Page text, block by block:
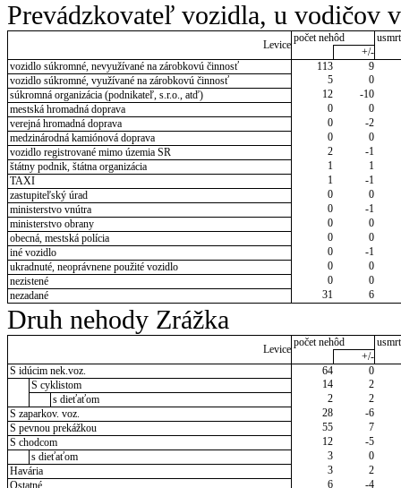
Prevádzkovateľ vozidla, u vodičov
Levice
počet nehôd
+/-
vozidlo súkromné, nevyužívané na zárobkovú činnosť
113
9
vozidlo súkromné, využívané na zárobkovú činnosť
5
0
súkromná organizácia (podnikateľ, s.r.o., atď)
12
-10
mestská hromadná doprava
0
0
verejná hromadná doprava
0
-2
medzinárodná kamiónová doprava
0
0
vozidlo registrované mimo územia SR
2
-1
štátny podnik, štátna organizácia
1
1
TAXI
1
-1
zastupiteľský úrad
0
0
ministerstvo vnútra
0
-1
ministerstvo obrany
0
0
obecná, mestská polícia
0
0
iné vozidlo
0
-1
ukradnuté, neoprávnene použité vozidlo
0
0
nezistené
0
0
nezadané
31 6
Druh nehody Zrážka
Levice
počet nehôd
+/-
S idúcim nek.voz.
64
0
S cyklistom
14
2
s dieťaťom
2
2
S zaparkov. voz.
28
-6
S pevnou prekážkou
55
7
S chodcom
12
-5
s dieťaťom
3
0
Havária
3
2
6 -4